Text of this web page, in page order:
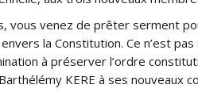
vous venez de prêter serment
la Constitution. Ce n’est
à préserver l’ordre
KERE à ses nouveaux